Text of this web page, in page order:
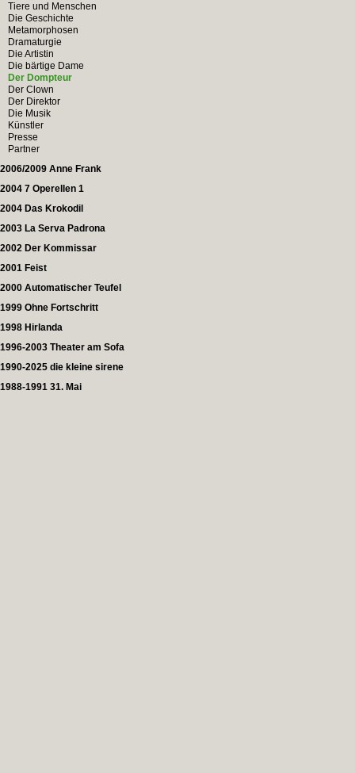
Tiere und Menschen
Die Geschichte
Metamorphosen
Dramaturgie
Die Artistin
Die bärtige Dame
Der Dompteur
Der Clown
Der Direktor
Die Musik
Künstler
Presse
Partner
2006/2009 Anne Frank
2004 7 Operellen 1
2004 Das Krokodil
2003 La Serva Padrona
2002 Der Kommissar
2001 Feist
2000 Automatischer Teufel
1999 Ohne Fortschritt
1998 Hirlanda
1996-2003 Theater am Sofa
1990-2025 die kleine sirene
1988-1991 31. Mai